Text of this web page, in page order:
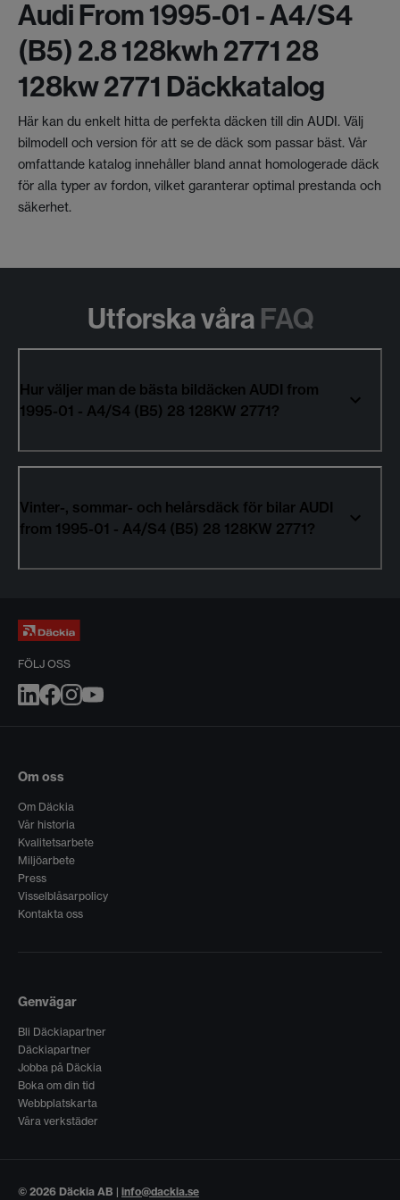
Audi From 1995-01 - A4/s4
(b5) 2.8 128kwh 2771 28
128kw 2771 Däckkatalog
Här kan du enkelt hitta de perfekta däcken till din AUDI. Välj
bilmodell och version för att se de däck som passar bäst. Vår
omfattande katalog innehåller bland annat homologerade däck
för alla typer av fordon, vilket garanterar optimal prestanda och
säkerhet.
Utforska våra FAQ
Hur väljer man de bästa bildäcken AUDI from
1995-01 - A4/S4 (B5) 28 128KW 2771?
Vinter-, sommar- och helårsdäck för bilar AUDI
from 1995-01 - A4/S4 (B5) 28 128KW 2771?
FÖLJ OSS
Om oss
Om Däckia
Vår historia
Kvalitetsarbete
Miljöarbete
Press
Visselblåsarpolicy
Kontakta oss
Genvägar
Bli Däckiapartner
Däckiapartner
Jobba på Däckia
Boka om din tid
Webbplatskarta
Våra verkstäder
© 2026 Däckia AB | info@dackia.se